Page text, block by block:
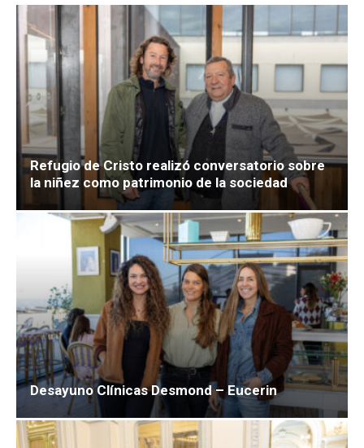
Refugio de Cristo realizó conversatorio sobre
la niñez como patrimonio de la sociedad
Desayuno Clínicas Desmond – Eucerin